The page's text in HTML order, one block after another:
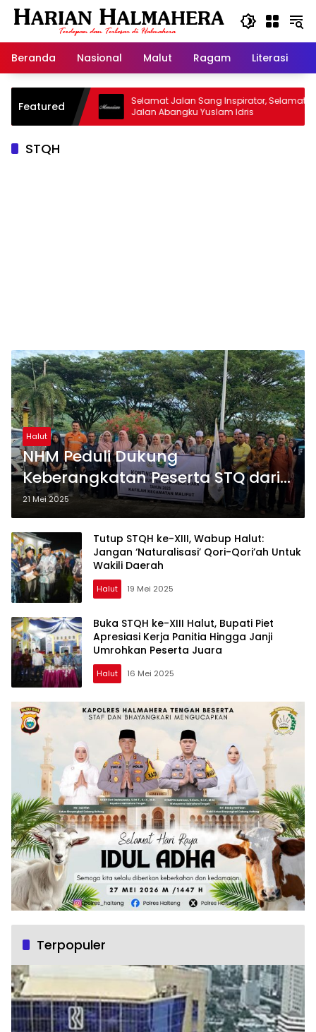
Langsung
Beranda
Nasional Malut Ragam Literasi
Featured
Warisan
Selamat Jalan Sang Inspirator, Selamat
Jalan Abangku Yuslam Idris
STQH
Halut
NHM Peduli Dukung
Keberangkatan Peserta STQ dari
Lima Kecamatan Lingkar
Tambang
21 Mei 2025
Tutup STQH ke-XIII, Wabup Halut:
Jangan ‘Naturalisasi’ Qori-Qori’ah Untuk
Wakili Daerah
Halut 19 Mei 2025
Buka STQH ke-XIII Halut, Bupati Piet
Apresiasi Kerja Panitia Hingga Janji
Umrohkan Peserta Juara
Halut 16 Mei 2025
Terpopuler